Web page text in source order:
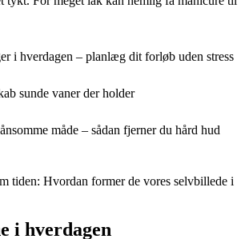
i hverdagen – planlæg dit forløb uden stress
sunde vaner der holder
måde – sådan fjerner du hård hud
tiden: Hvordan former de vores selvbillede i
i hverdagen